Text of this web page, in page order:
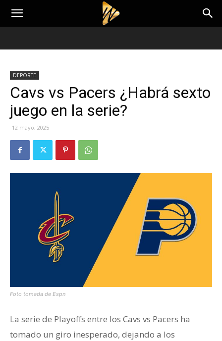
DEPORTE
Cavs vs Pacers ¿Habrá sexto
juego en la serie?
12 mayo, 2025
Foto tomada de Espn
La serie de Playoffs entre los Cavs vs Pacers ha
tomado un giro inesperado, dejando a los